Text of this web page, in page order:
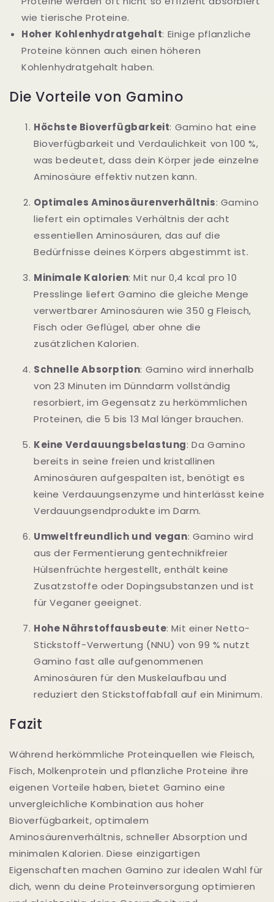
wie tierische Proteine.
Hoher Kohlenhydratgehalt: Einige pflanzliche
Proteine können auch einen höheren
Kohlenhydratgehalt haben.
Die Vorteile von Gamino
Höchste Bioverfügbarkeit: Gamino hat eine
Bioverfügbarkeit und Verdaulichkeit von 100 %,
was bedeutet, dass dein Körper jede einzelne
Aminosäure effektiv nutzen kann.
Optimales Aminosäurenverhältnis: Gamino
liefert ein optimales Verhältnis der acht
essentiellen Aminosäuren, das auf die
Bedürfnisse deines Körpers abgestimmt ist.
Minimale Kalorien: Mit nur 0,4 kcal pro 10
Presslinge liefert Gamino die gleiche Menge
verwertbarer Aminosäuren wie 350 g Fleisch,
Fisch oder Geflügel, aber ohne die
zusätzlichen Kalorien.
Schnelle Absorption: Gamino wird innerhalb
von 23 Minuten im Dünndarm vollständig
resorbiert, im Gegensatz zu herkömmlichen
Proteinen, die 5 bis 13 Mal länger brauchen.
Keine Verdauungsbelastung: Da Gamino
bereits in seine freien und kristallinen
Aminosäuren aufgespalten ist, benötigt es
keine Verdauungsenzyme und hinterlässt keine
Verdauungsendprodukte im Darm.
Umweltfreundlich und vegan: Gamino wird
aus der Fermentierung gentechnikfreier
Hülsenfrüchte hergestellt, enthält keine
Zusatzstoffe oder Dopingsubstanzen und ist
für Veganer geeignet.
Hohe Nährstoffausbeute: Mit einer Netto-
Stickstoff-Verwertung (NNU) von 99 % nutzt
Gamino fast alle aufgenommenen
Aminosäuren für den Muskelaufbau und
reduziert den Stickstoffabfall auf ein Minimum.
Fazit
Während herkömmliche Proteinquellen wie Fleisch,
Fisch, Molkenprotein und pflanzliche Proteine ihre
eigenen Vorteile haben, bietet Gamino eine
unvergleichliche Kombination aus hoher
Bioverfügbarkeit, optimalem
Aminosäurenverhältnis, schneller Absorption und
minimalen Kalorien. Diese einzigartigen
Eigenschaften machen Gamino zur idealen Wahl für
dich, wenn du deine Proteinversorgung optimieren